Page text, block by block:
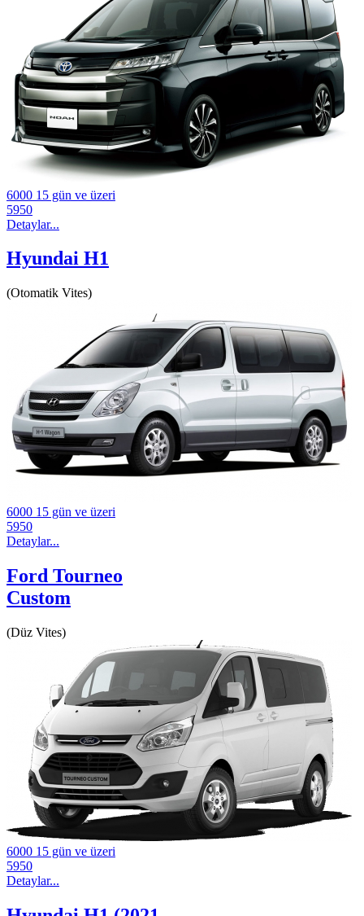
6000 15 gün ve üzeri
5950
Detaylar...
Hyundai H1
(Otomatik Vites)
6000 15 gün ve üzeri
5950
Detaylar...
Ford Tourneo
Custom
(Düz Vites)
6000 15 gün ve üzeri
5950
Detaylar...